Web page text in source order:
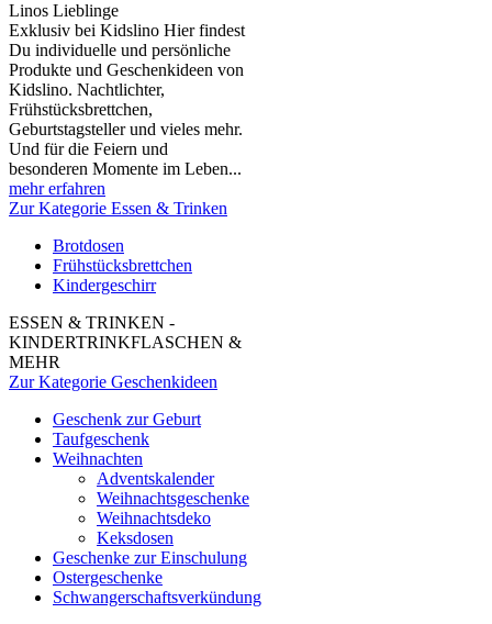
Linos Lieblinge
Exklusiv bei Kidslino Hier findest
Du individuelle und persönliche
Produkte und Geschenkideen von
Kidslino. Nachtlichter,
Frühstücksbrettchen,
Geburtstagsteller und vieles mehr.
Und für die Feiern und
besonderen Momente im Leben...
mehr erfahren
Zur Kategorie Essen & Trinken
Brotdosen
Frühstücksbrettchen
Kindergeschirr
ESSEN & TRINKEN -
KINDERTRINKFLASCHEN &
MEHR
Zur Kategorie Geschenkideen
Geschenk zur Geburt
Taufgeschenk
Weihnachten
Adventskalender
Weihnachtsgeschenke
Weihnachtsdeko
Keksdosen
Geschenke zur Einschulung
Ostergeschenke
Schwangerschaftsverkündung